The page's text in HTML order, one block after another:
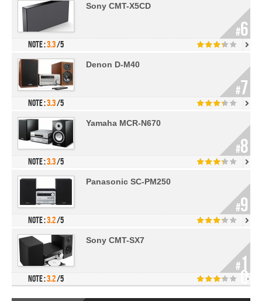
Sony CMT-X5CD
Note :3.3/5
#6
Denon D-M40
Note :3.3/5
#7
Yamaha MCR-N670
Note :3.3/5
#8
Panasonic SC-PM250
Note :3.2/5
#9
Sony CMT-SX7
Note :3.2/5
#1
0